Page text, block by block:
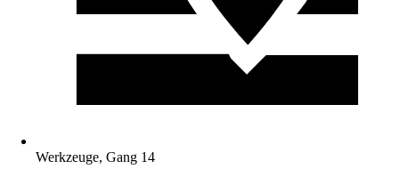
Werkzeuge, Gang 14